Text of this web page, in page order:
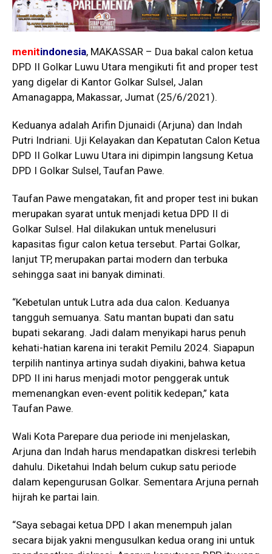
menitindonesia, MAKASSAR – Dua bakal calon ketua
DPD II Golkar Luwu Utara mengikuti fit and proper test
yang digelar di Kantor Golkar Sulsel, Jalan
Amanagappa, Makassar, Jumat (25/6/2021).
Keduanya adalah Arifin Djunaidi (Arjuna) dan Indah
Putri Indriani. Uji Kelayakan dan Kepatutan Calon Ketua
DPD II Golkar Luwu Utara ini dipimpin langsung Ketua
DPD I Golkar Sulsel, Taufan Pawe.
Taufan Pawe mengatakan, fit and proper test ini bukan
merupakan syarat untuk menjadi ketua DPD II di
Golkar Sulsel. Hal dilakukan untuk menelusuri
kapasitas figur calon ketua tersebut. Partai Golkar,
lanjut TP, merupakan partai modern dan terbuka
sehingga saat ini banyak diminati.
“Kebetulan untuk Lutra ada dua calon. Keduanya
tangguh semuanya. Satu mantan bupati dan satu
bupati sekarang. Jadi dalam menyikapi harus penuh
kehati-hatian karena ini terakit Pemilu 2024. Siapapun
terpilih nantinya artinya sudah diyakini, bahwa ketua
DPD II ini harus menjadi motor penggerak untuk
memenangkan even-event politik kedepan,” kata
Taufan Pawe.
Wali Kota Parepare dua periode ini menjelaskan,
Arjuna dan Indah harus mendapatkan diskresi terlebih
dahulu. Diketahui Indah belum cukup satu periode
dalam kepengurusan Golkar. Sementara Arjuna pernah
hijrah ke partai lain.
“Saya sebagai ketua DPD I akan menempuh jalan
secara bijak yakni mengusulkan kedua orang ini untuk